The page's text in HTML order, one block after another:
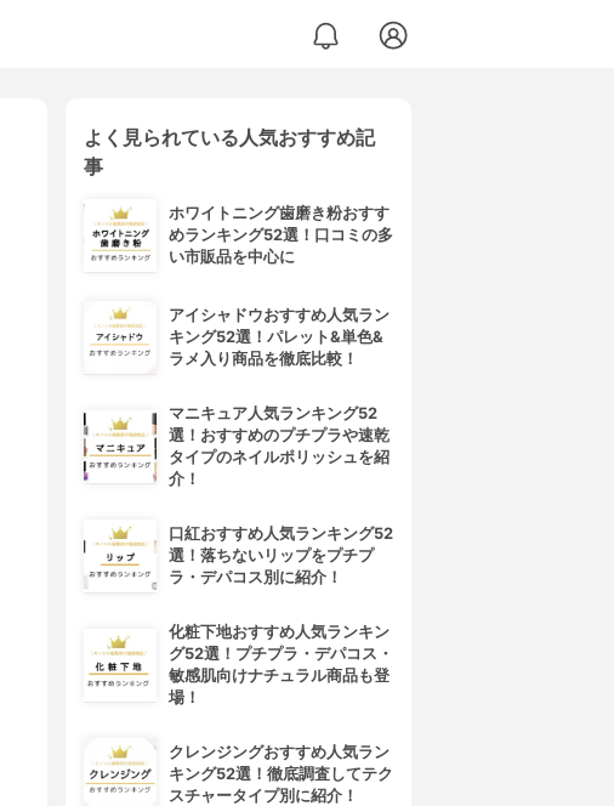
よく見られている人気おすすめ記
事
ホワイトニング歯磨き粉おすす
めランキング52選！口コミの多
い市販品を中心に
アイシャドウおすすめ人気ラン
キング52選！パレット&単色&
ラメ入り商品を徹底比較！
マニキュア人気ランキング52
選！おすすめのプチプラや速乾
タイプのネイルポリッシュを紹
介！
口紅おすすめ人気ランキング52
選！落ちないリップをプチプ
ラ・デパコス別に紹介！
化粧下地おすすめ人気ランキン
グ52選！プチプラ・デパコス・
敏感肌向けナチュラル商品も登
場！
クレンジングおすすめ人気ラン
キング52選！徹底調査してテク
スチャータイプ別に紹介！